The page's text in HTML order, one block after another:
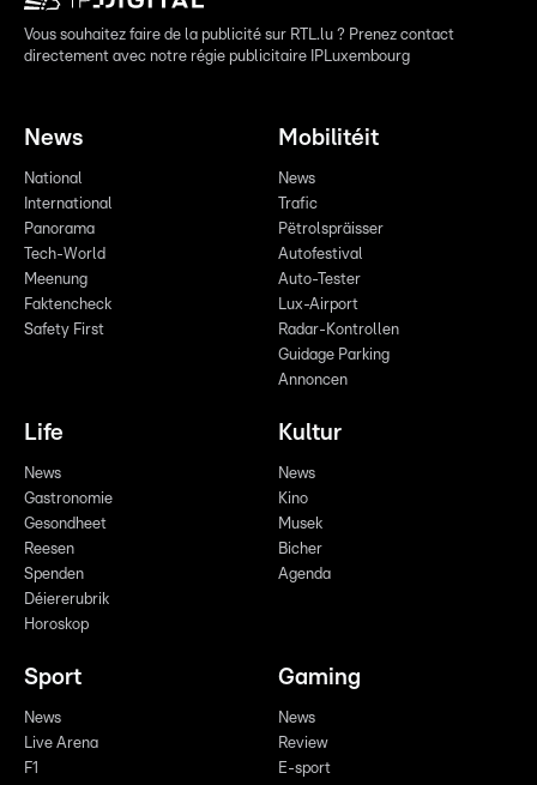
Vous souhaitez faire de la publicité sur RTL.lu ? Prenez contact
directement avec notre régie publicitaire IPLuxembourg
News
National
International
Panorama
Tech-World
Meenung
Faktencheck
Safety First
Mobilitéit
News
Trafic
Pëtrolspräisser
Autofestival
Auto-Tester
Lux-Airport
Radar-Kontrollen
Guidage Parking
Annoncen
Life
News
Gastronomie
Gesondheet
Reesen
Spenden
Déiererubrik
Horoskop
Kultur
News
Kino
Musek
Bicher
Agenda
Sport
News
Live Arena
F1
Gaming
News
Review
E-sport